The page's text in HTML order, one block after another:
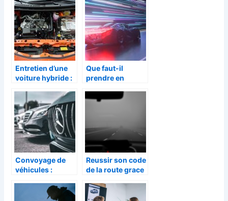
criteres a
considerer
?
Entretien d’une
voiture hybride :
son entretien
Que faut-il
prendre en
choisir une
Convoyage de
véhicules :
c’est et quels
Reussir son code
de la route grace
code en ligne